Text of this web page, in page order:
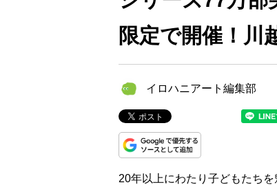
限定で開催！川
イロハニアート編集部
20年以上にわたり子どもたち